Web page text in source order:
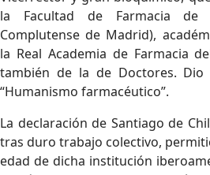
la Facultad de Farmacia de
Complutense de Madrid),
la Real Academia de Farmacia
también de la de Doctores. Dio
“Humanismo farmacéutico”.
La declaración de Santiago de
tras duro trabajo colectivo,
edad de dicha institución